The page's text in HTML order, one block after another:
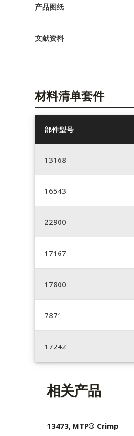
产品图纸
文献资料
材料清单套件
部件型号
13168
16543
22900
17167
17800
7871
17242
相关产品
13473, MTP® Crimp